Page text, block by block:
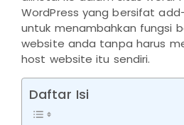
WordPress yang bersifat
untuk menambahkan fungsi
website anda tanpa harus
host website itu sendiri.
Daftar Isi